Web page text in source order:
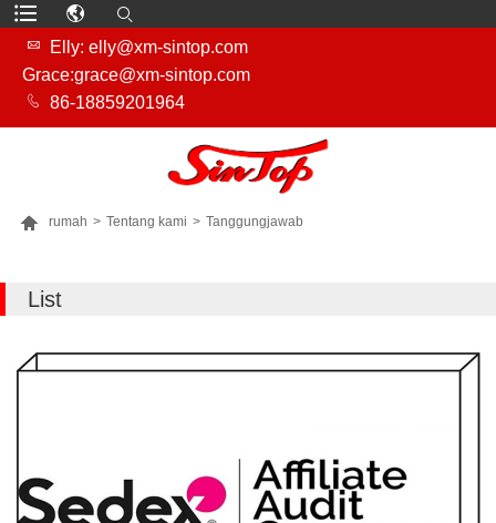

Elly: elly@xm-sintop.com
Grace:grace@xm-sintop.com
 86-18859201964
 rumah > Tentang kami > Tanggungjawab
List